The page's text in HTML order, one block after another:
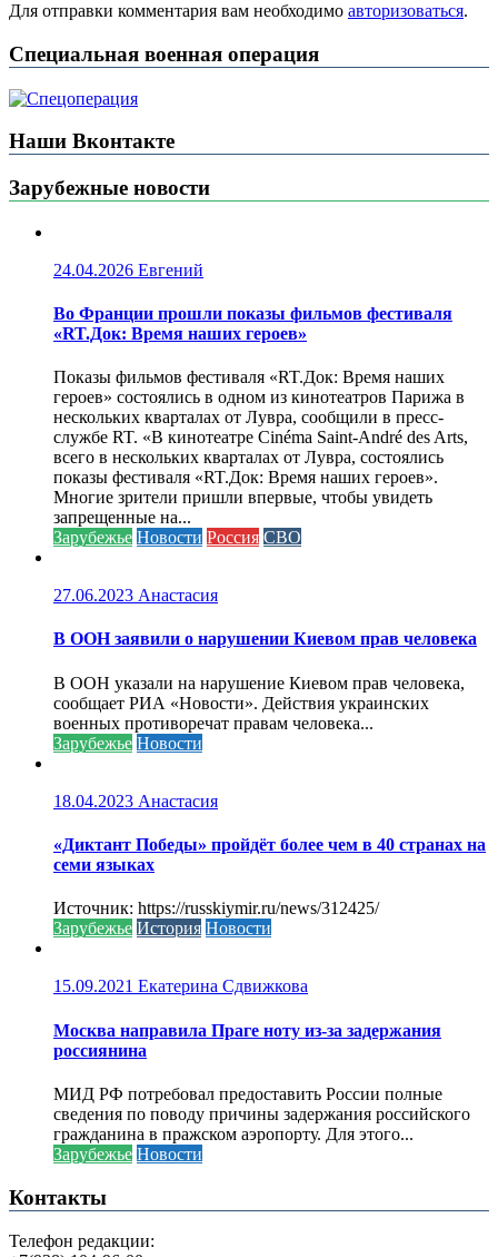
Для отправки комментария вам необходимо авторизоваться.
Специальная военная операция
Наши Вконтакте
Зарубежные новости
24.04.2026 Евгений
Во Франции прошли показы фильмов фестиваля
«RT.Док: Время наших героев»
Показы фильмов фестиваля «RT.Док: Время наших
героев» состоялись в одном из кинотеатров Парижа в
нескольких кварталах от Лувра, сообщили в пресс-
службе RT. «В кинотеатре Cinéma Saint-André des Arts,
всего в нескольких кварталах от Лувра, состоялись
показы фестиваля «RT.Док: Время наших героев».
Многие зрители пришли впервые, чтобы увидеть
запрещенные на...
Зарубежье Новости Россия СВО
27.06.2023 Анастасия
В ООН заявили о нарушении Киевом прав человека
В ООН указали на нарушение Киевом прав человека,
сообщает РИА «Новости». Действия украинских
военных противоречат правам человека...
Зарубежье Новости
18.04.2023 Анастасия
«Диктант Победы» пройдёт более чем в 40 странах на
семи языках
Источник: https://russkiymir.ru/news/312425/
Зарубежье История Новости
15.09.2021 Екатерина Сдвижкова
Москва направила Праге ноту из-за задержания
россиянина
МИД РФ потребовал предоставить России полные
сведения по поводу причины задержания российского
гражданина в пражском аэропорту. Для этого...
Зарубежье Новости
Контакты
Телефон редакции: